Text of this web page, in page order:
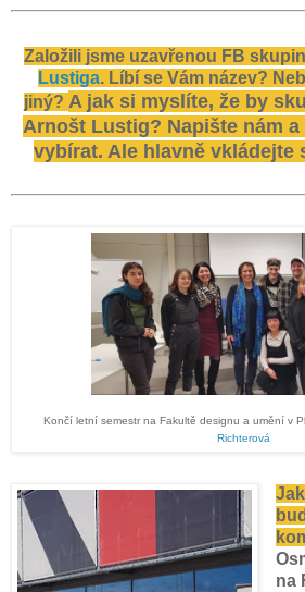
Založili jsme uzavřenou FB
Lustiga. Líbí se Vám název?
jiný? A jak si myslíte, že by
Arnošt Lustig? Napište nám
vybírat. Ale hlavně vkládejte
Končí letní semestr na Fakultě designu a umění v
Richterová
na